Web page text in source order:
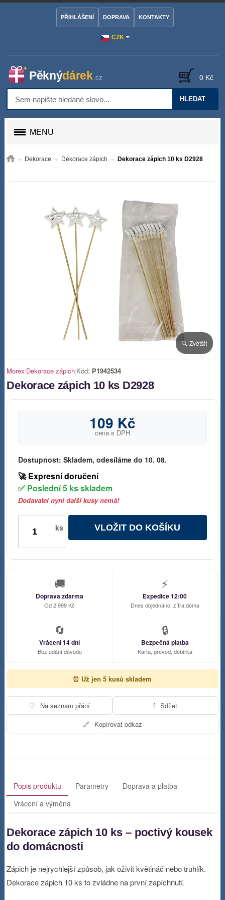
CZK
PŘIHLÁŠENÍ DOPRAVA KONTAKTY
HLEDAT
0 Kč
MENU
Dekorace Dekorace zápich Dekorace zápich 10 ks D2928
🔍 Zvětšit
Morex|Dekorace zápich|Kód: P1942534
Dekorace zápich 10 ks D2928
109 Kč
cena s DPH
Dostupnost: Skladem, odesíláme do 10. 08.
🚀 Expresní doručení
✅ Poslední 5 ks skladem
Dodavatel nyní další kusy nemá!
ks VLOŽIT DO KOŠÍKU
🚚
Doprava zdarma
Od 2 999 Kč
⚡
Expedice 12:00
Dnes objednáno, zítra doma
🔄
Vrácení 14 dní
Bez udání důvodu
🔒
Bezpečná platba
Karta, převod, dobírka
⏰ Už jen 5 kusů skladem
♡ Na seznam přání f Sdílet
🔗 Kopírovat odkaz
Popis produktu Parametry
Doprava a platba
Vrácení a výměna
Dekorace zápich 10 ks – poctivý kousek
do domácnosti
Zápich je nejrychlejší způsob, jak oživit květináč nebo truhlík.
Dekorace zápich 10 ks to zvládne na první zapíchnutí.